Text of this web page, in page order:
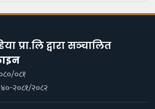
प्रा.लि द्वारा सञ्चालित
०८१
२०८१/२०८२